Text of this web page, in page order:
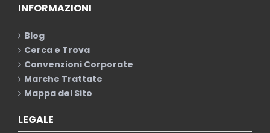
INFORMAZIONI
Blog
Cerca e Trova
Convenzioni Corporate
Marche Trattate
Mappa del Sito
LEGALE